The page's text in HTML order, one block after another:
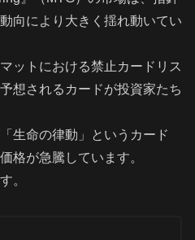
向により大きく揺れ動いてい
ットにおける禁止カードリス
想されるカードが投資家たち
生命の律動」というカード
格が急騰しています。
。